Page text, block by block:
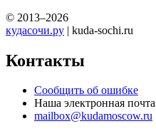
© 2013–2026
кудасочи.ру | kuda-sochi.ru
Контакты
Сообщить об ошибке
Наша электронная почта
mailbox@kudamoscow.ru